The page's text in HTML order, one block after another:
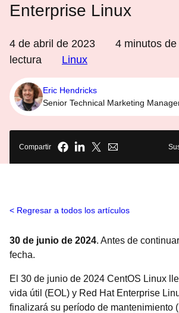
Enterprise Linux
4 de abril de 2023 4 minutos de
lectura
Linux
Eric Hendricks
Senior Technical Marketing
Compartir
Regresar a todos los artículos
30 de junio de 2024. Antes de
fecha.
El 30 de junio de 2024 CentOS Linux
vida útil (EOL) y Red Hat Enterprise
finalizará su período de mantenimiento